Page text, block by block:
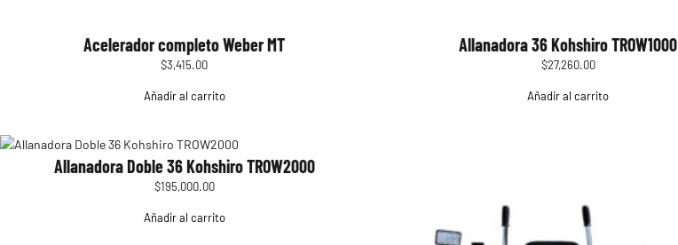
Acelerador completo Weber MT
$3,415.00
Añadir al carrito
Allanadora 36 Kohshiro TROW1000
$27,260.00
Añadir al carrito
Allanadora Doble 36 Kohshiro TROW2000
$195,000.00
Añadir al carrito